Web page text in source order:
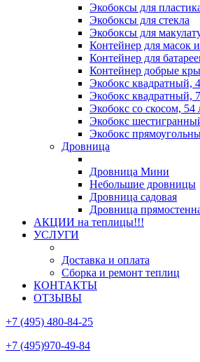
Экобоксы для
Экобоксы для стекла
Экобоксы для
Контейнер для масок
Контейнер для
Контейнер добрые
Экобокс квадратный,
Экобокс квадратный,
Экобокс со скосом, 54
Экобокс
Экобокс
Дровница
Дровница Мини
Небольшие дровницы
Дровница садовая
Дровница
АКЦИИ на теплицы!!!
УСЛУГИ
Доставка и оплата
Сборка и ремонт теплиц
КОНТАКТЫ
ОТЗЫВЫ
+7 (495) 480-84-25
+7 (495)970-49-84